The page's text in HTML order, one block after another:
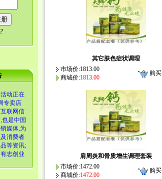
动正在
专卖店
联网信
也是中国
媒体,为
消费者
等资讯;
志创业
舞台，
辉煌!天
其它肤色症状调理
市场价:1813.00
购买
商城价:1813.00
肩周炎和骨质增生调理套装
市场价:1472.00
购买
商城价:1472.00